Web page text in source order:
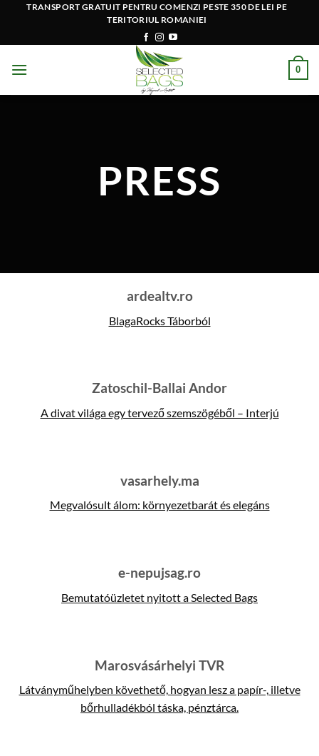
content
TRANSPORT GRATUIT PENTRU COMENZI PESTE 350 DE LEI PE
TERITORIUL ROMANIEI
0
PRESS
ardealtv.ro
BlagaRocks Táborból
Zatoschil-Ballai Andor
A divat világa egy tervező szemszögéből – Interjú
vasarhely.ma
Megvalósult álom: környezetbarát és elegáns
e-nepujsag.ro
Bemutatóüzletet nyitott a Selected Bags
Marosvásárhelyi TVR
Látványműhelyben követhető, hogyan lesz a papír-, illetve
bőrhulladékból táska, pénztárca.